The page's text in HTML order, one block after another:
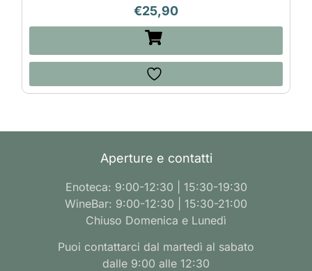
€25,90
Aperture e contatti
Enoteca: 9:00-12:30 | 15:30-19:30
WineBar: 9:00-12:30 | 15:30-21:00
Chiuso Domenica e Lunedì
Puoi contattarci dal martedì al sabato
dalle 9:00 alle 12:30